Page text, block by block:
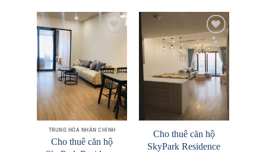
Add to
Wishlist
TRUNG HÒA NHÂN CHÍNH
Cho thuê căn hộ
Add to
Wishlist
Cho thuê căn hộ
SkyPark Residence